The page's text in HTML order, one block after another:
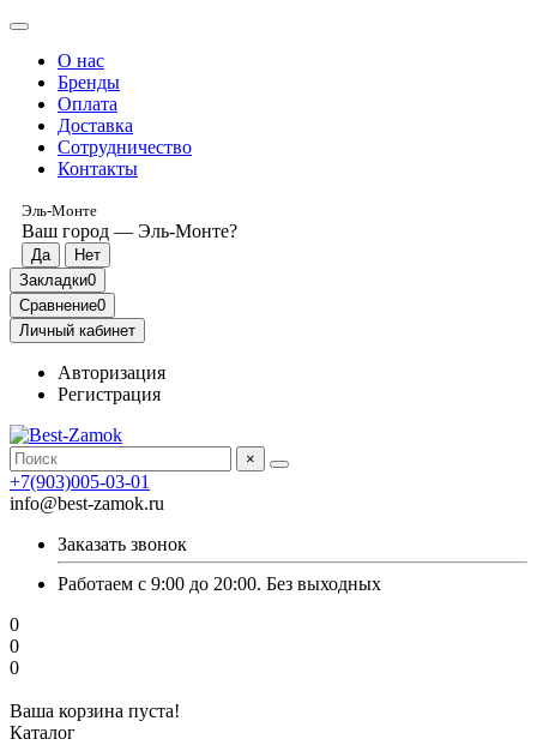
О нас
Бренды
Оплата
Доставка
Сотрудничество
Контакты
Эль-Монте
Ваш город — Эль-Монте?
Закладки0
Сравнение0
Личный кабинет
Авторизация
Регистрация
×
+7(903)005-03-01
info@best-zamok.ru
Заказать звонок
Работаем с 9:00 до 20:00. Без выходных
0
0
0
Ваша корзина пуста!
Каталог